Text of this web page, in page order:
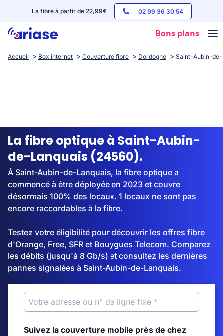
La fibre à partir de 22,99€ 02 99 36 30 54
Bons plans
Box internet
Streaming
Accueil Box internet Couverture fibre Dordogne Saint-Aubin-de-
La fibre optique à Saint-Aubin-
de-Lanquais (24560).
À Saint-Aubin-de-Lanquais, la fibre optique a
commencé à être déployée en 2023 et couvre
désormais 100% des locaux. 1 locaux ne sont pas
encore raccordables à la fibre.
Testez votre éligibilité pour découvrir les offres fibre
d'Orange, Free, SFR et Bouygues Telecom. Comparez
les débits (jusqu'à 8 Gb/s) et consultez les dernières
pannes signalées à Saint-Aubin-de-Lanquais.
Suivez la couverture mobile près de chez